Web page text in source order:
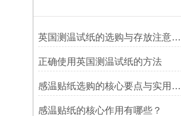
英国测温试纸的选购与存放注意事项
正确使用英国测温试纸的方法
感温贴纸选购的核心要点与实用建议
感温贴纸的核心作用有哪些？